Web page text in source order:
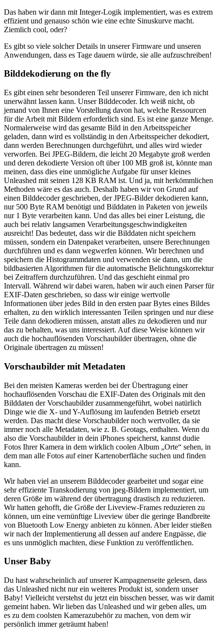
Das haben wir dann mit Integer-Logik implementiert, was es extrem
effizient und genauso schön wie eine echte Sinuskurve macht.
Ziemlich cool, oder?
Es gibt so viele solcher Details in unserer Firmware und unseren
Anwendungen, dass es Tage dauern würde, sie alle aufzuschreiben!
Bilddekodierung on the fly
Es gibt einen sehr besonderen Teil unserer Firmware, den ich nicht
unerwähnt lassen kann. Unser Bilddecoder. Ich weiß nicht, ob
jemand von Ihnen eine Vorstellung davon hat, welche Ressourcen
für die Arbeit mit Bildern erforderlich sind. Es ist eine ganze Menge.
Normalerweise wird das gesamte Bild in den Arbeitsspeicher
geladen, dann wird es vollständig in den Arbeitsspeicher dekodiert,
dann werden Berechnungen durchgeführt, und alles wird wieder
verworfen. Bei JPEG-Bildern, die leicht 20 Megabyte groß werden
und deren dekodierte Version oft über 100 MB groß ist, könnte man
meinen, dass dies eine unmögliche Aufgabe für unser kleines
Unleashed mit seinen 128 KB RAM ist. Und ja, mit herkömmlichen
Methoden wäre es das auch. Deshalb haben wir von Grund auf
einen Bilddecoder geschrieben, der JPEG-Bilder dekodieren kann,
nur 500 Byte RAM benötigt und Bilddaten in Paketen von jeweils
nur 1 Byte verarbeiten kann. Und das alles bei einer Leistung, die
auch bei relativ langsamen Verarbeitungsgeschwindigkeiten
ausreicht! Das bedeutet, dass wir die Bilddaten nicht speichern
müssen, sondern ein Datenpaket verarbeiten, unsere Berechnungen
durchführen und es dann wegwerfen können. Wir berechnen und
speichern die Histogrammdaten und verwenden sie dann, um die
bildbasierten Algorithmen für die automatische Belichtungskorrektur
bei Zeitraffern durchzuführen. Und das geschieht einmal pro
Intervall. Während wir dabei waren, haben wir auch einen Parser für
EXIF-Daten geschrieben, so dass wir einige wertvolle
Informationen über jedes Bild in den ersten paar Bytes eines Bildes
erhalten, zu den wirklich interessanten Teilen springen und nur diese
Teile dann dekodieren müssen, anstatt alles zu dekodieren und nur
das zu behalten, was uns interessiert. Auf diese Weise können wir
auch die hochauflösenden Vorschaubilder übertragen, ohne die
Originale übertragen zu müssen!
Vorschaubilder mit Metadaten
Bei den meisten Kameras werden bei der Übertragung einer
hochauflösenden Vorschau die EXIF-Daten des Originals mit den
Bilddaten der Vorschaubilder zusammengeführt, wobei natürlich
Dinge wie die X- und Y-Auflösung im laufenden Betrieb ersetzt
werden. Das macht diese Vorschaubilder noch wertvoller, da sie
immer noch alle Metadaten, wie z. B. Geotags, enthalten. Wenn du
also die Vorschaubilder in dein iPhones speicherst, kannst dudie
Fotos Ihrer Kamera in dem wirklich coolen Album „Orte“ sehen, in
dem man alle Fotos auf einer Kartenoberfläche suchen und finden
kann.
Wir haben viel an unserem Bilddecoder gearbeitet und sogar eine
sehr effiziente Transkodierung von jpeg-Bildern implementiert, um
deren Größe im während der übertragung drastisch zu reduzieren.
Wir hatten gehofft, die Größe der Liveview-Frames reduzieren zu
können, um eine vernünftige Liveview über die geringe Bandbreite
von Bluetooth Low Energy anbieten zu können. Aber leider stießen
wir nach der Implementierung all dessen auf andere Engpässe, die
es uns unmöglich machten, diese Funktion zu veröffentlichen.
Unser Baby
Du hast wahrscheinlich auf unserer Kampagnenseite gelesen, dass
das Unleashed nicht nur ein weiteres Produkt ist, sondern unser
Baby! Vielleicht verstehst du jetzt ein bisschen besser, was wir damit
gemeint haben. Wir lieben das Unleashed und wir geben alles, um
es zu dem coolsten Kamerazubehör zu machen, von dem wir
persönlich immer geträumt haben!